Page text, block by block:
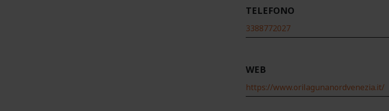
TELEFONO
3388772027
WEB
https://www.orilagunanordvenezia.it/